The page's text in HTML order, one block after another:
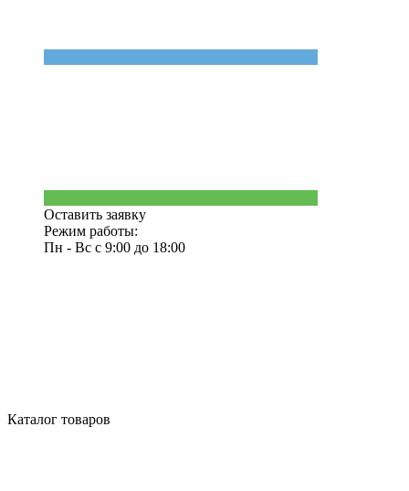
Оставить заявку
Режим работы:
Пн - Вс с 9:00 до 18:00
Каталог товаров